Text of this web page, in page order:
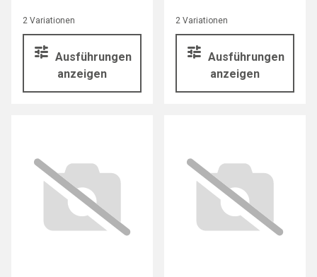
2 Variationen
Ausführungen
anzeigen
2 Variationen
Ausführungen
anzeigen